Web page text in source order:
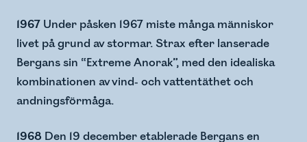
1967 Under påsken 1967 miste många människor
livet på grund av stormar. Strax efter lanserade
Bergans sin “Extreme Anorak”, med den idealiska
kombinationen av vind- och vattentäthet och
andningsförmåga.
1968 Den 19 december etablerade Bergans en